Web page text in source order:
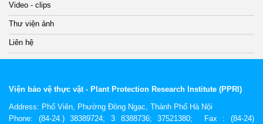
Video - clips
Thư viện ảnh
Liên hệ
Viện bảo vệ thực vật - Plant Protection Research Institute (PPRI)
Address: Phố Viên, Phường Đông Ngạc, Thành Phố Hà Nội
Phone: (84-24.) 38389724; 3 8388736; 37521380; Fax : (84-24)